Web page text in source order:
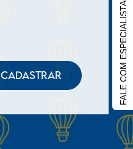
FALE COM ESPECIALISTA
CADASTRAR